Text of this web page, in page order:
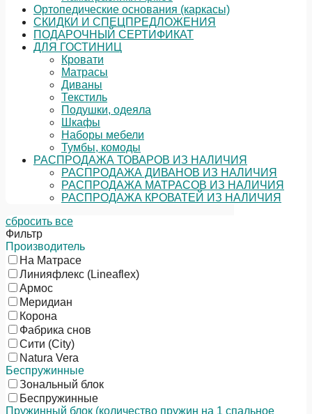
Ортопедические основания (каркасы)
СКИДКИ И СПЕЦПРЕДЛОЖЕНИЯ
ПОДАРОЧНЫЙ СЕРТИФИКАТ
ДЛЯ ГОСТИНИЦ
Кровати
Матрасы
Диваны
Текстиль
Подушки, одеяла
Шкафы
Наборы мебели
Тумбы, комоды
РАСПРОДАЖА ТОВАРОВ ИЗ НАЛИЧИЯ
РАСПРОДАЖА ДИВАНОВ ИЗ НАЛИЧИЯ
РАСПРОДАЖА МАТРАСОВ ИЗ НАЛИЧИЯ
РАСПРОДАЖА КРОВАТЕЙ ИЗ НАЛИЧИЯ
сбросить все
Фильтр
Производитель
На Матрасе
Линияфлекс (Lineaflex)
Армос
Меридиан
Корона
Фабрика снов
Сити (City)
Natura Vera
Беспружинные
Зональный блок
Беспружинные
Пружинный блок (количество пружин на 1 спальное